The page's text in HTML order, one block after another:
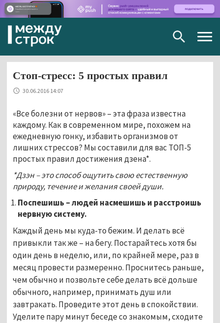
Стоп-стресс: 5 простых правил
30.06.2016 14:07
«Все болезни от нервов» – эта фраза известна
каждому. Как в современном мире, похожем на
ежедневную гонку, избавить организмов от
лишних стрессов? Мы составили для вас ТОП-5
простых правил достижения дзена*.
*Дзэн – это способ ощутить свою естественную
природу, течение и желания своей души.
Поспешишь – людей насмешишь и расстроишь
нервную систему.
Каждый день мы куда-то бежим. И делать всё
привыкли так же – на бегу. Постарайтесь хотя бы
один день в неделю, или, по крайней мере, раз в
месяц провести размеренно. Проснитесь раньше,
чем обычно и позвольте себе делать всё дольше
обычного, например, принимать душ или
завтракать. Проведите этот день в спокойствии.
Уделите пару минут беседе со знакомым, сходите